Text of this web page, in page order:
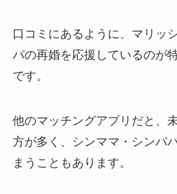
口コミにあるように、マリッ
パの再婚を応援しているのが
です。
他のマッチングアプリだと、
方が多く、シンママ・シンパ
まうこともあります。